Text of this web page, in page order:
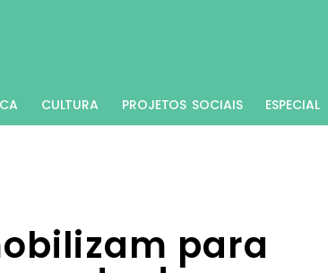
CULTURA PROJETOS SOCIAIS ESPECIAL
para